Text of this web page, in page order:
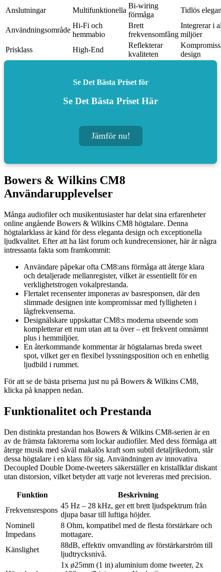
Anslutningar Multifunktionella
Bi-wiring
förmåga
Tidlös
Användningsområde
Hi-Fi och
hemmabio
Brett
frekvensomfång
Integrerar i
miljöer
Prisklass
High-End
Reflekterar
kvaliteten
design
Se Det Bästa Priset för
Se Det Bästa Priset Här
Jämför nu!
Bowers & Wilkins CM8
Användarupplevelser
Många audiofiler och musikentusiaster har delat sina erfarenheter
online angående Bowers & Wilkins CM8 högtalare. Denna
högtalarklass är känd för dess eleganta design och exceptionella
ljudkvalitet. Efter att ha läst forum och kundrecensioner, här är några
intressanta fakta som framkommit:
Användare påpekar ofta CM8:ans förmåga att återge klara
och detaljerade mellanregister, vilket är essentiellt för en
verklighetstrogen vokalprestanda.
Flertalet recensenter imponeras av basresponsen, där den
slimmade designen inte kompromissar med fylligheten i
lågfrekvenserna.
Designälskare uppskattar CM8:s moderna utseende som
kompletterar ett rum utan att ta över – ett frekvent omnämnt
plus i hemmiljöer.
En återkommande kommentar är högtalarnas breda sweet
spot, vilket ger en flexibel lyssningsposition och en enhetlig
ljudbild i rummet.
För att se de bästa priserna just nu på Bowers & Wilkins CM8,
klicka på knappen nedan.
Funktionalitet och Prestanda
Den distinkta prestandan hos Bowers & Wilkins CM8-serien är en
av de främsta faktorerna som lockar audiofiler. Med dess förmåga att
återge musik med såväl makalös kraft som subtil detaljrikedom, står
dessa högtalare i en klass för sig. Användningen av innovativa
Decoupled Double Dome-tweeters säkerställer en kristallklar diskant
utan distorsion, vilket betyder att varje not levereras med precision.
Funktion
Beskrivning
Frekvensrespons
45 Hz – 28 kHz, ger ett brett ljudspektrum från
djupa basar till luftiga höjder.
Nominell
Impedans
8 Ohm, kompatibel med de flesta förstärkare och
mottagare.
Känslighet
88dB, effektiv omvandling av förstärkarström till
ljudtrycksnivå.
1x ø25mm (1 in) aluminium dome tweeter, 2x